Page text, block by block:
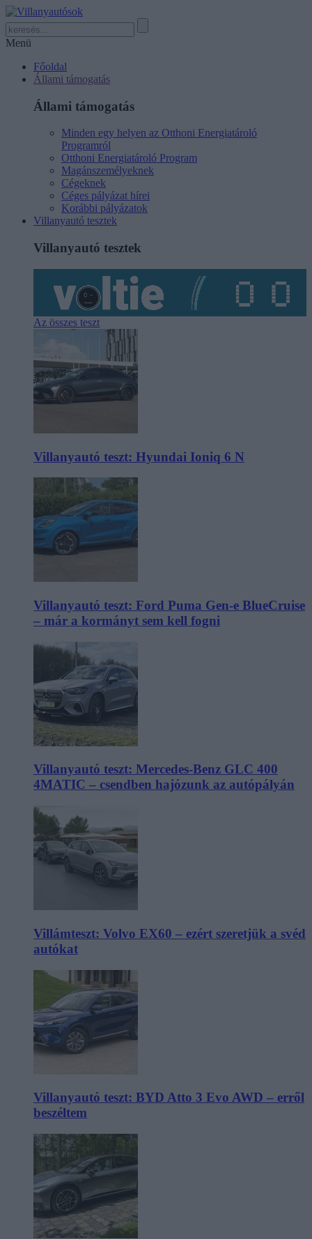
Menü
Főoldal
Állami támogatás
Állami támogatás
Minden egy helyen az Otthoni Energiatároló
Programról
Otthoni Energiatároló Program
Magánszemélyeknek
Cégeknek
Céges pályázat hírei
Korábbi pályázatok
Villanyautó tesztek
Villanyautó tesztek
Az összes teszt
Villanyautó teszt: Hyundai Ioniq 6 N
Villanyautó teszt: Ford Puma Gen-e BlueCruise
– már a kormányt sem kell fogni
Villanyautó teszt: Mercedes-Benz GLC 400
4MATIC – csendben hajózunk az autópályán
Villámteszt: Volvo EX60 – ezért szeretjük a svéd
autókat
Villanyautó teszt: BYD Atto 3 Evo AWD – erről
beszéltem